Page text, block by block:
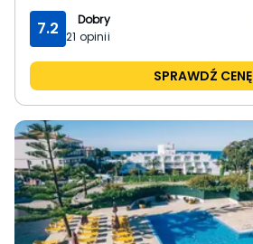
7.2
Dobry
21 opinii
SPRAWDŹ CENĘ